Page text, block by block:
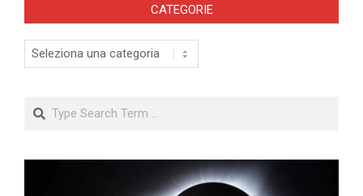
CATEGORIE
Categorie
Search